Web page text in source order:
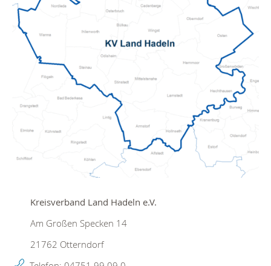
Kreisverband Land Hadeln e.V.
Am Großen Specken 14
21762 Otterndorf